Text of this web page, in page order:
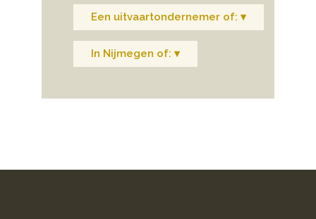
Een uitvaartondernemer of: ▾
In Nijmegen of: ▾